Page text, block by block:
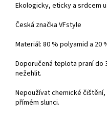
Ekologicky, eticky a srdcem
Česká značka VFstyle
Materiál: 80 % polyamid a 20
Doporučená teplota praní do
nežehlit.
Nepoužívat chemické
přímém slunci.